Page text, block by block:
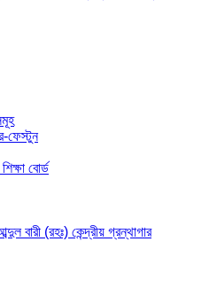
ফেস্টুন
বোর্ড
বারী (রহঃ) কেন্দ্রীয় গ্রন্থাগার